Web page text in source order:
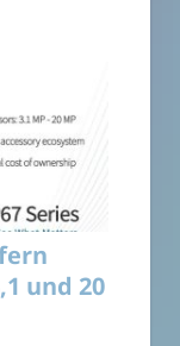
und 20